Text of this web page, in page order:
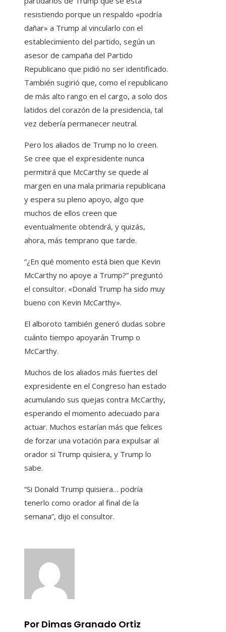
resistiendo porque un respaldo «podría
dañar» a Trump al vincularlo con el
establecimiento del partido, según un
asesor de campaña del Partido
Republicano que pidió no ser identificado.
También sugirió que, como el republicano
de más alto rango en el cargo, a solo dos
latidos del corazón de la presidencia, tal
vez debería permanecer neutral.
Pero los aliados de Trump no lo creen.
Se cree que el expresidente nunca
permitirá que McCarthy se quede al
margen en una mala primaria republicana
y espera su pleno apoyo, algo que
muchos de ellos creen que
eventualmente obtendrá, y quizás,
ahora, más temprano que tarde.
“¿En qué momento está bien que Kevin
McCarthy no apoye a Trump?” preguntó
el consultor. «Donald Trump ha sido muy
bueno con Kevin McCarthy».
El alboroto también generó dudas sobre
cuánto tiempo apoyarán Trump o
McCarthy.
Muchos de los aliados más fuertes del
expresidente en el Congreso han estado
acumulando sus quejas contra McCarthy,
esperando el momento adecuado para
actuar. Muchos estarían más que felices
de forzar una votación para expulsar al
orador si Trump quisiera, y Trump lo
sabe.
“Si Donald Trump quisiera… podría
tenerlo como orador al final de la
semana”, dijo el consultor.
Por Dimas Granado Ortiz